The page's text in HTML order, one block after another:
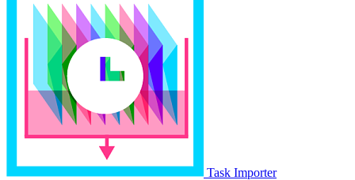
Task Importer